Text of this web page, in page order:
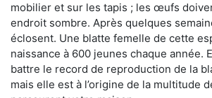
mobilier et sur les tapis ; les œufs
endroit sombre. Après quelques
éclosent. Une blatte femelle de cette
naissance à 600 jeunes chaque année.
battre le record de reproduction de la
mais elle est à l’origine de la multitude